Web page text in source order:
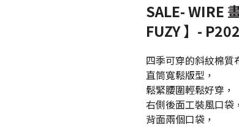
SALE- WIRE
FUZY 】-
四季可穿的斜紋棉質
直筒寬鬆版型，
鬆緊腰圍輕鬆好穿，
右側後面工裝風口袋，
背面兩個口袋，